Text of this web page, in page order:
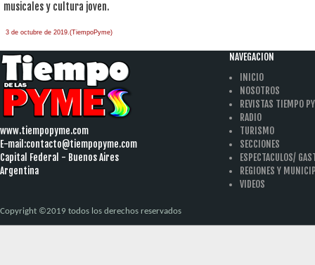
musicales y cultura joven.
3 de octubre de 2019.(TiempoPyme)
www.tiempopyme.com
E-mail:contacto@tiempopyme.com
Capital Federal - Buenos Aires
Argentina
NAVEGACION
INICIO
NOSOTROS
REVISTAS TIEMPO
RADIO
TURISMO
SECCIONES
ESPECTACULOS/
REGIONES Y
VIDEOS
Copyright ©2019 todos los derechos reservados